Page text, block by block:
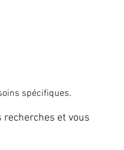
spécifiques.
recherches et vous